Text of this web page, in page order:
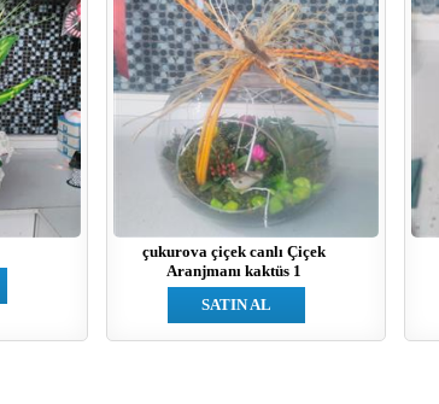
çukurova çiçek canlı Çiçek
Aranjmanı kaktüs 1
SATIN AL